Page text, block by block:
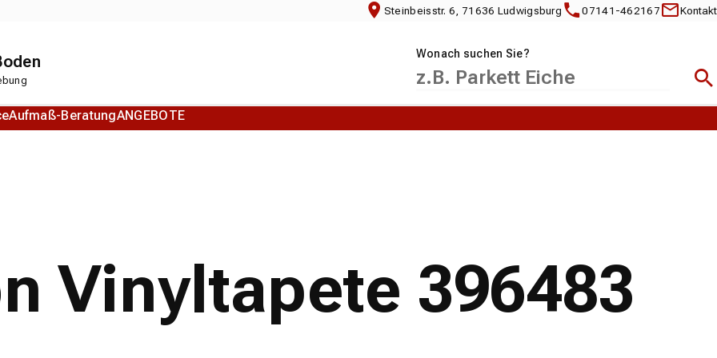
Steinbeisstr. 6, 71636 Ludwigsburg 07141-462167 Kontakt
Wonach suchen Sie?
Aufmaß-BeratungANGEBOTE
Vinyltapete 396483